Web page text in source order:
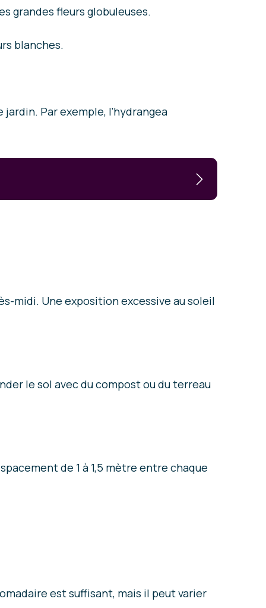
grandes fleurs globuleuses.
blanches.
Par exemple, l’hydrangea
midi. Une exposition excessive au soleil
le sol avec du compost ou du terreau
de 1 à 1,5 mètre entre chaque
est suffisant, mais il peut varier